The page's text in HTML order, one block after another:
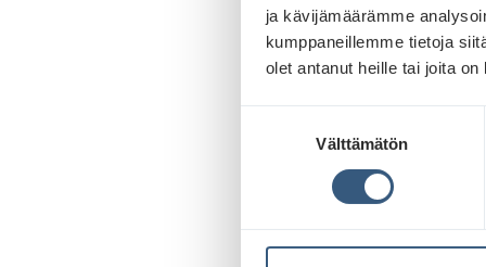
ja kävijämäärämme
kumppaneillemme tietoja
olet antanut heille tai joita
Välttämätön
Koska
yli 16